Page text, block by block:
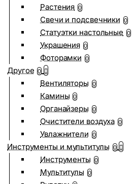
Растения 0
Свечи и подсвечники 0
Статуэтки настольные 0
Украшения 0
Фоторамки 0
Другое 0
Вентиляторы 0
Камины 0
Органайзеры 0
Очистители воздуха 0
Увлажнители 0
Инструменты и мультитулы 0
Инструменты 0
Мультитулы 0